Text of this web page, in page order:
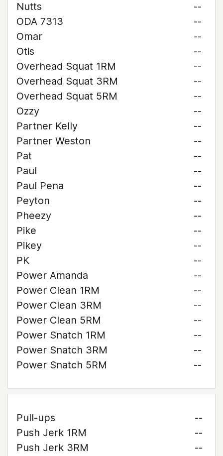
Nutts
--
ODA 7313
--
Omar
--
Otis
--
Overhead Squat 1RM
--
Overhead Squat 3RM
--
Overhead Squat 5RM
--
Ozzy
--
Partner Kelly
--
Partner Weston
--
Pat
--
Paul
--
Paul Pena
--
Peyton
--
Pheezy
--
Pike
--
Pikey
--
PK
--
Power Amanda
--
Power Clean 1RM
--
Power Clean 3RM
--
Power Clean 5RM
--
Power Snatch 1RM
--
Power Snatch 3RM
--
Power Snatch 5RM
--
Pull-ups
--
Push Jerk 1RM
--
Push Jerk 3RM
--